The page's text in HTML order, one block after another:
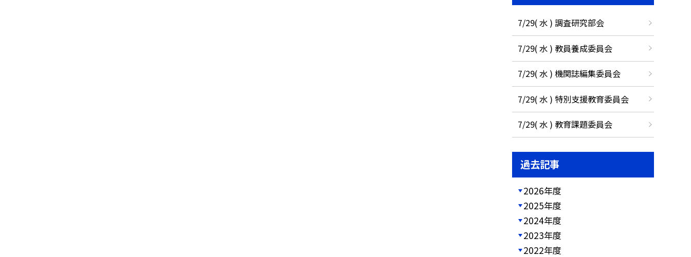
7/29( 水 ) 調査研究部会
7/29( 水 ) 教員養成委員会
7/29( 水 ) 機関誌編集委員会
7/29( 水 ) 特別支援教育委員会
7/29( 水 ) 教育課題委員会
過去記事
2026年度
2025年度
2024年度
2023年度
2022年度